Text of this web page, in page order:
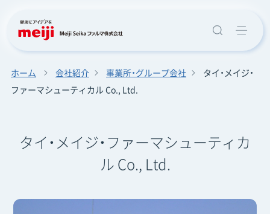
ホーム 会社紹介 事業所・グループ会社
タイ・メイジ・
ファーマシューティカル Co., Ltd.
タイ・メイジ・ファーマシューティカ
ル Co., Ltd.